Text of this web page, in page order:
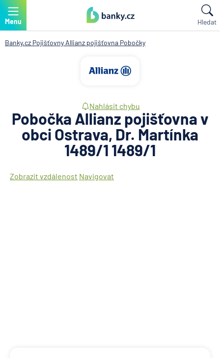
Menu Hledat
Banky.cz Pojišťovny Allianz pojišťovna Pobočky
Nahlásit chybu
Pobočka Allianz pojišťovna v
obci Ostrava, Dr. Martínka
1489/1 1489/1
Zobrazit vzdálenost Navigovat